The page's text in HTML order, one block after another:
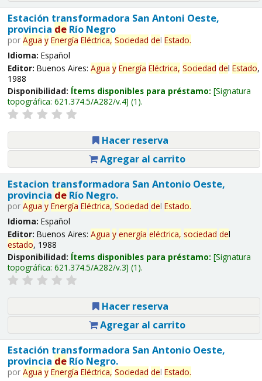
Estación transformadora San Antoni Oeste,
provincia deRío Negro
por Agua y Energía Eléctrica, Sociedad del Estado.
Idioma: Español
Editor: Buenos Aires: Agua y Energía Eléctrica, Sociedad del Estado,
1988
Disponibilidad: Ítems disponibles para préstamo: Signatura
topográfica: 621.374.5/A282/v.4 (1).
Hacer reserva
Agregar al carrito
Estacion transformadora San Antonio Oeste,
provincia deRío Negro.
por Agua y Energía Eléctrica, Sociedad del Estado.
Idioma: Español
Editor: Buenos Aires: Agua y energía eléctrica, sociedad del
estado, 1988
Disponibilidad: Ítems disponibles para préstamo: Signatura
topográfica: 621.374.5/A282/v.3 (1).
Hacer reserva
Agregar al carrito
Estación transformadora San Antonio Oeste,
provincia deRío Negro.
por Agua y Energía Eléctrica, Sociedad del Estado.